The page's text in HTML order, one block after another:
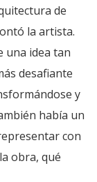
de
la artista.
una idea tan
desafiante
y
había un
con
obra, qué